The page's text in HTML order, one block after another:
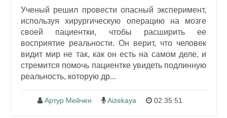
Ученый решил провести опасный эксперимент,
используя хирургическую операцию на мозге
своей пациентки, чтобы расширить ее
восприятие реальности. Он верит, что человек
видит мир не так, как он есть на самом деле, и
стремится помочь пациентке увидеть подлинную
реальность, которую др...
Артур Мейчен Aizekaya 02:35:51